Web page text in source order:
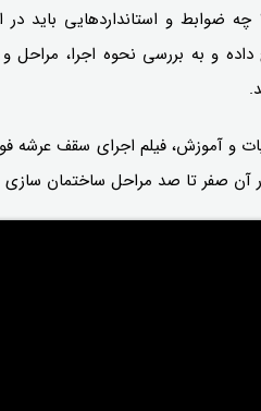
ضوابط و استانداردهایی باید در
و به بررسی نحوه اجرا، مراحل و
و آموزش، فیلم اجرای سقف عرشه
صفر تا صد مراحل ساختمان سازی